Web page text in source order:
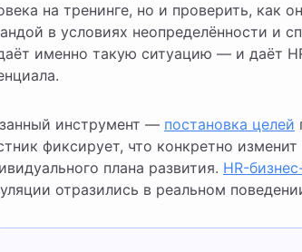
на тренинге, но и проверить, как
в условиях неопределённости и
именно такую ситуацию — и даёт
инструмент — постановка целей
фиксирует, что конкретно
плана развития. HR-
отразились в реальном